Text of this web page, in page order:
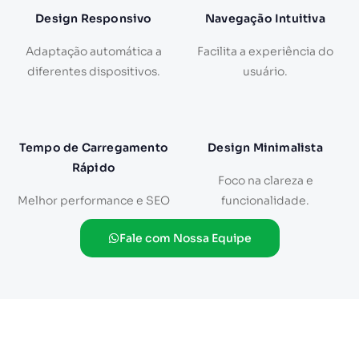
Design Responsivo
Adaptação automática a
diferentes dispositivos.
Navegação Intuitiva
Facilita a experiência do
usuário.
Tempo de Carregamento
Rápido
Melhor performance e SEO
Design Minimalista
Foco na clareza e
funcionalidade.
Fale com Nossa Equipe